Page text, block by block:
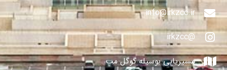
info@irkzcc.ir
@irkzcc
مسیریابی بوسیله گوگل مپ